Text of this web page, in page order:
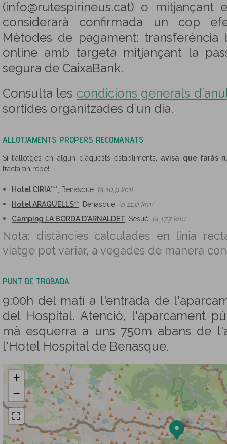
(info@rutespirineus.cat) o
considerarà confirmada un cop
Mètodes de pagament: transferència
online amb targeta mitjançant la
segura de CaixaBank.
Consulta les condicions generals
sortides organitzades d´un dia.
ALLOTJAMENTS PROPERS RECOMANATS
Si t´allotges en algun d´aquests establiments, avisa que faràs
tractaran rebé!
Hotel CIRIA*** , Benasque. (a 10,9 km)
Hotel ARAGÜELLS** , Benasque. (a 11,0 km)
Càmping LA BORDA D'ARNALDET , Sesué. (a 17,7 km)
Nota: distàncies calculades en línia
viatge pot variar, a vegades de manera
PUNT DE TROBADA
9:00h del matí a l'entrada de
del Hospital. Atenció, l'aparcament
mà esquerra a uns 750m abans de
l'Hotel Hospital de Benasque.
+
−